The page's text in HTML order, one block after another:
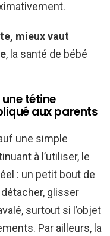
mieux vaut
, la santé de bébé
tétine
aux parents
une simple
à l’utiliser, le
: un petit bout de
glisser
surtout si l’objet
Par ailleurs, la